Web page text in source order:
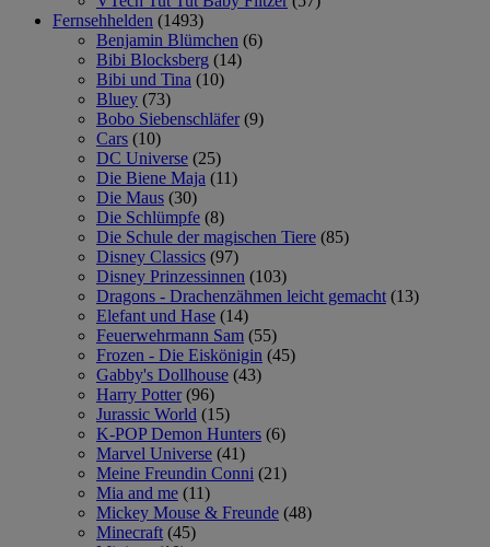
Fernsehhelden (1493)
Benjamin Blümchen (6)
Bibi Blocksberg (14)
Bibi und Tina (10)
Bluey (73)
Bobo Siebenschläfer (9)
Cars (10)
DC Universe (25)
Die Biene Maja (11)
Die Maus (30)
Die Schlümpfe (8)
Die Schule der magischen Tiere (85)
Disney Classics (97)
Disney Prinzessinnen (103)
Dragons - Drachenzähmen leicht gemacht (13)
Elefant und Hase (14)
Feuerwehrmann Sam (55)
Frozen - Die Eiskönigin (45)
Gabby's Dollhouse (43)
Harry Potter (96)
Jurassic World (15)
K-POP Demon Hunters (6)
Marvel Universe (41)
Meine Freundin Conni (21)
Mia and me (11)
Mickey Mouse & Freunde (48)
Minecraft (45)